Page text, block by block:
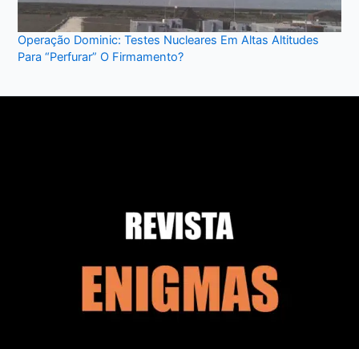
Operação Dominic: Testes Nucleares Em Altas Altitudes
Para “Perfurar” O Firmamento?